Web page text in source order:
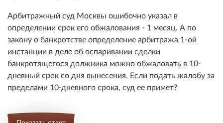
Арбитражный суд Москвы ошибочно указал в
определении срок его обжалования - 1 месяц. А по
закону о банкротстве определение арбитража 1-ой
инстанции в деле об оспаривании сделки
банкротящегося должника можно обжаловать в 10-
дневный срок со дня вынесения. Если подать жалобу за
пределами 10-дневного срока, суд ее примет?